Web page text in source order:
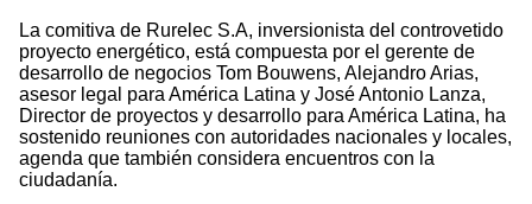
La comitiva de Rurelec S.A, inversionista del controvetido
proyecto energético, está compuesta por el gerente de
desarrollo de negocios Tom Bouwens, Alejandro Arias,
asesor legal para América Latina y José Antonio Lanza,
Director de proyectos y desarrollo para América Latina, ha
sostenido reuniones con autoridades nacionales y locales,
agenda que también considera encuentros con la
ciudadanía.